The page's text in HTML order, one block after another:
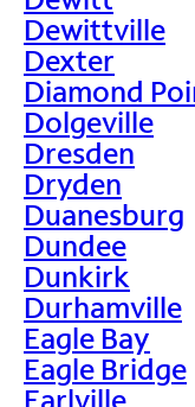
Dewittville
Dexter
Diamond
Dolgeville
Dresden
Dryden
Duanesburg
Dundee
Dunkirk
Durhamville
Eagle Bay
Eagle Bridge
Earlville